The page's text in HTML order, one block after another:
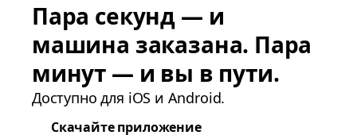
Пара секунд — и
машина заказана. Пара
минут — и вы в пути.
Доступно для iOS и Android.
Скачайте приложение